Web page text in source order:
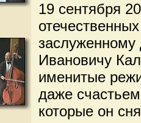
19 сентября
Ивановичу
именитые
даже
которые он